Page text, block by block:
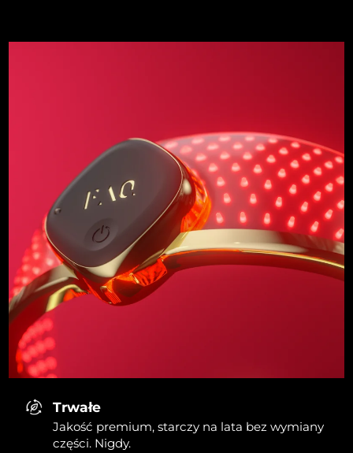
Trwałe
Jakość premium, starczy na lata bez wymiany
części. Nigdy.